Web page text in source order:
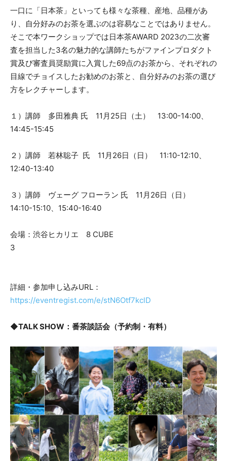
一口に「日本茶」といっても様々な茶種、産地、品種があ
り、自分好みのお茶を選ぶのは容易なことではありません。
そこで本ワークショップでは日本茶AWARD 2023の二次審
査を担当した3名の魅力的な講師たちがファインプロダクト
賞及び審査員奨励賞に入賞した69点のお茶から、それぞれの
目線でチョイスしたお勧めのお茶と、自分好みのお茶の選び
方をレクチャーします。
１）講師 多田雅典 氏 11月25日（土） 13:00-14:00、
14:45-15:45
２）講師 若林聡子 氏 11月26日（日） 11:10-12:10、
12:40-13:40
３）講師 ヴェーグ フローラン 氏 11月26日（日）
14:10-15:10、15:40-16:40
会場：渋谷ヒカリエ 8 CUBE
3
詳細・参加申し込みURL：
https://eventregist.com/e/stN6Otf7kclD
◆TALK SHOW：番茶談話会（予約制・有料）